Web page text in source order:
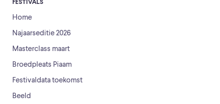
FESTIVALS
Home
Najaarseditie 2026
Masterclass maart
Broedpleats Piaam
Festivaldata toekomst
Beeld